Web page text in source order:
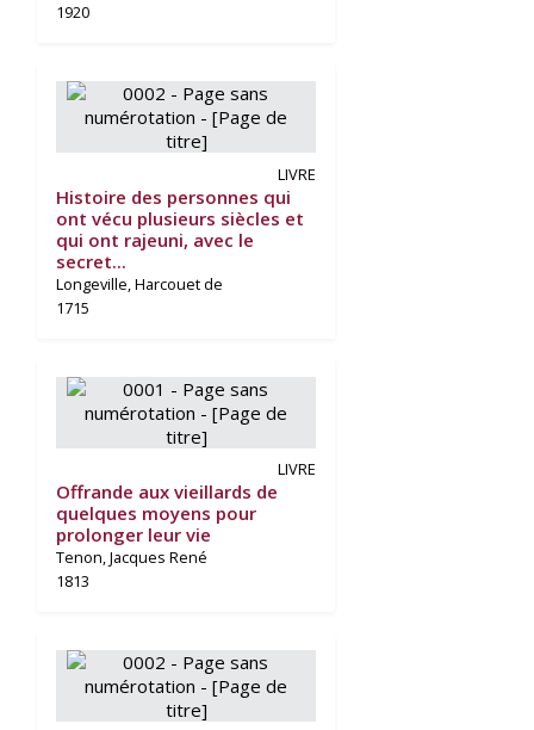
1920
LIVRE
Histoire des personnes qui
ont vécu plusieurs siècles et
qui ont rajeuni, avec le
secret...
Longeville, Harcouet de
1715
LIVRE
Offrande aux vieillards de
quelques moyens pour
prolonger leur vie
Tenon, Jacques René
1813